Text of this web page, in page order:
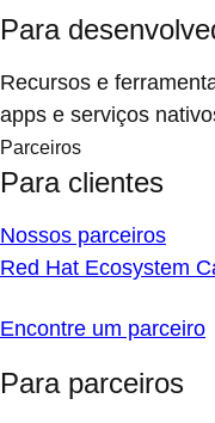
Para
Recursos e
apps e serviços
Parceiros
Para clientes
Nossos parceiros
Red Hat Ecosystem
Encontre um parceiro
Para parceiros